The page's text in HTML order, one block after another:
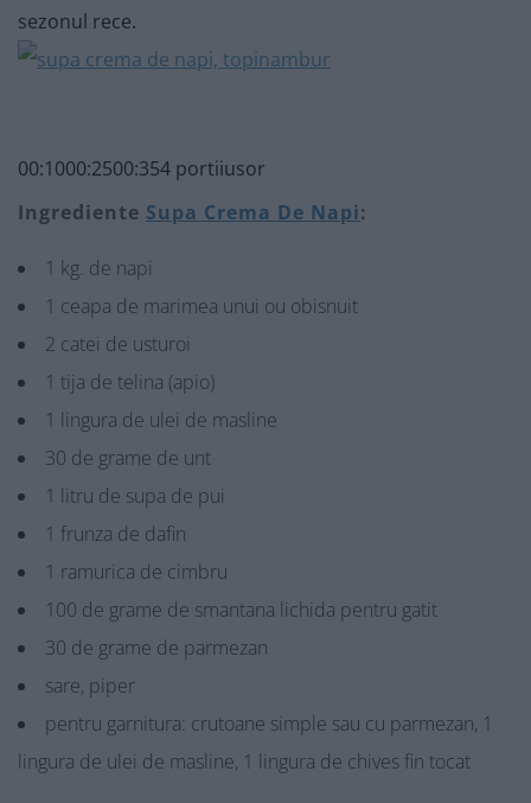
sezonul rece.
00:1000:2500:354 portiiusor
Ingrediente Supa Crema De Napi:
1 kg. de napi
1 ceapa de marimea unui ou obisnuit
2 catei de usturoi
1 tija de telina (apio)
1 lingura de ulei de masline
30 de grame de unt
1 litru de supa de pui
1 frunza de dafin
1 ramurica de cimbru
100 de grame de smantana lichida pentru gatit
30 de grame de parmezan
sare, piper
pentru garnitura: crutoane simple sau cu parmezan, 1
lingura de ulei de masline, 1 lingura de chives fin tocat